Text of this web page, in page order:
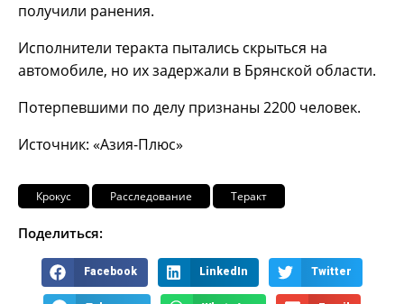
получили ранения.
Исполнители теракта пытались скрыться на
автомобиле, но их задержали в Брянской области.
Потерпевшими по делу признаны 2200 человек.
Источник: «Азия-Плюс»
Крокус Расследование Теракт
Поделиться:
Facebook LinkedIn Twitter